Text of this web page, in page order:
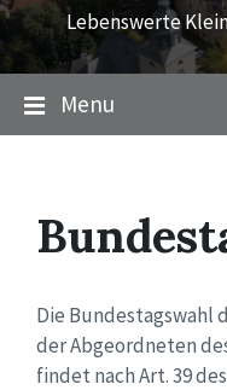
Lebenswerte
Menu
Die Bundestagswahl
der Abgeordneten
findet nachArt. 39